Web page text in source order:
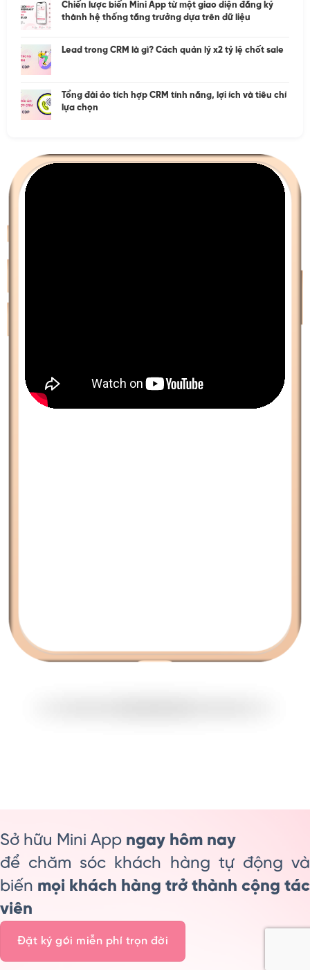
Chiến lược biến Mini App từ một giao diện đăng ký
thành hệ thống tăng trưởng dựa trên dữ liệu
Lead trong CRM là gì? Cách quản lý x2 tỷ lệ chốt sale
Tổng đài ảo tích hợp CRM tính năng, lợi ích và tiêu chí
lựa chọn
Sở hữu Mini App ngay hôm nay
để chăm sóc khách hàng tự động và
biến mọi khách hàng trở thành cộng tác
viên
Đặt ký gói miễn phí trọn đời